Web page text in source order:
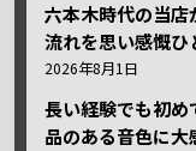
六本木時代の当
流れを思い感慨ひ
2026年8月1日
長い経験でも初
品のある音色に大